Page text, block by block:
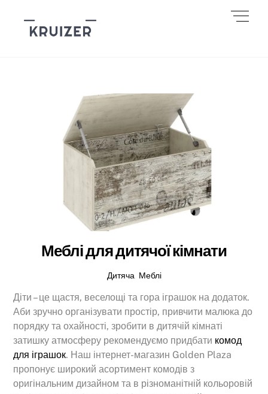
content
Меблі для дитячої кімнати
Дитяча Меблі
Діти – це щастя, веселощі та гора іграшок на додаток.
Аби зручно організувати простір, привчити малюка до
порядку та охайності, зробити в дитячій кімнаті
затишку атмосферу рекомендуємо придбати комод
для іграшок. Наш інтернет-магазин Golden Plaza
пропонує широкий асортимент комодів з
оригінальним дизайном та в різноманітній кольоровій